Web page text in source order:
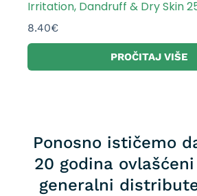
Irritation, Dandruff & Dry Skin
8.40€
PROČITAJ VIŠE
Ponosno ističemo
20 godina
generalni